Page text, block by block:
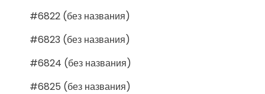
#6822 (без названия)
#6823 (без названия)
#6824 (без названия)
#6825 (без названия)